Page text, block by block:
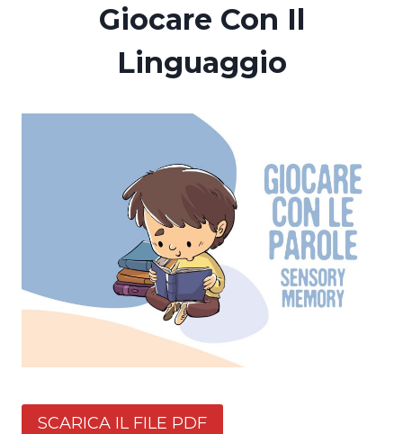
Giocare Con Il
Linguaggio
SCARICA IL FILE PDF